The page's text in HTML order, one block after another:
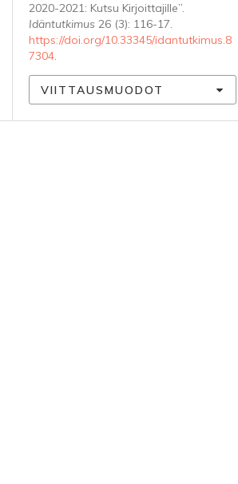
2020-2021: Kutsu Kirjoittajille”.
Idäntutkimus 26 (3): 116-17.
https://doi.org/10.33345/idantutkimus.8
7304.
VIITTAUSMUODOT